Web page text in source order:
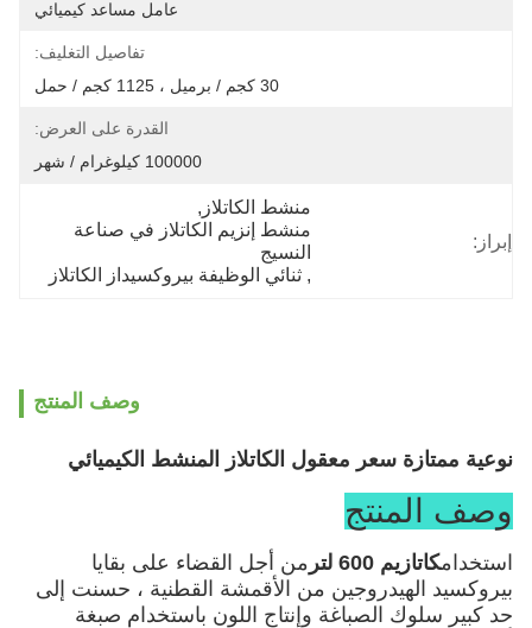
عامل مساعد كيميائي
تفاصيل التغليف:
30 كجم / برميل ، 1125 كجم / حمل
القدرة على العرض:
100000 كيلوغرام / شهر
إبراز:
منشط الكاتلاز ,
النسيج
, ثنائي الوظيفة بيروكسيداز الكاتلاز
وصف المنتج
نوعية ممتازة سعر معقول الكاتلاز المنشط الكيميائي
وصف المنتج
استخدامكاتازيم 600 لتر
من أجل القضاء على بقايا
بيروكسيد الهيدروجين من الأقمشة القطنية ، حسنت إلى
حد كبير سلوك الصباغة وإنتاج اللون باستخدام صبغة